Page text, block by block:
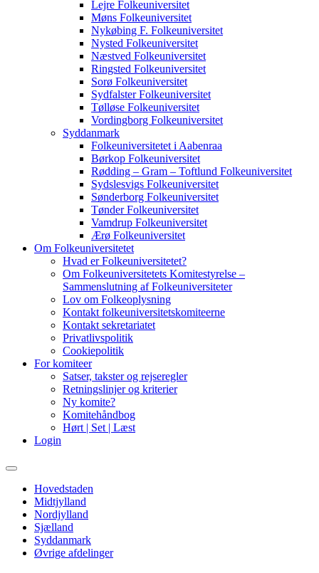
Lejre Folkeuniversitet
Møns Folkeuniversitet
Nykøbing F. Folkeuniversitet
Nysted Folkeuniversitet
Næstved Folkeuniversitet
Ringsted Folkeuniversitet
Sorø Folkeuniversitet
Sydfalster Folkeuniversitet
Tølløse Folkeuniversitet
Vordingborg Folkeuniversitet
Syddanmark
Folkeuniversitetet i Aabenraa
Børkop Folkeuniversitet
Rødding – Gram – Toftlund Folkeuniversitet
Sydslesvigs Folkeuniversitet
Sønderborg Folkeuniversitet
Tønder Folkeuniversitet
Vamdrup Folkeuniversitet
Ærø Folkeuniversitet
Om Folkeuniversitetet
Hvad er Folkeuniversitetet?
Om Folkeuniversitetets Komitestyrelse –
Sammenslutning af Folkeuniversiteter
Lov om Folkeoplysning
Kontakt folkeuniversitetskomiteerne
Kontakt sekretariatet
Privatlivspolitik
Cookiepolitik
For komiteer
Satser, takster og rejseregler
Retningslinjer og kriterier
Ny komite?
Komitehåndbog
Hørt | Set | Læst
Login
Primary
Hovedstaden
Midtjylland
Nordjylland
Sjælland
Syddanmark
Øvrige afdelinger